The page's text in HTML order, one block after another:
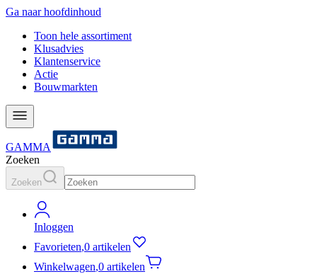
Ga naar hoofdinhoud
Toon hele assortiment
Klusadvies
Klantenservice
Actie
Bouwmarkten
GAMMA
Zoeken
Zoeken
Inloggen
Favorieten,0 artikelen
Winkelwagen,0 artikelen